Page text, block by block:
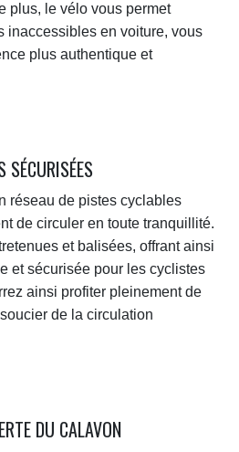
plus, le vélo vous permet
inaccessibles en voiture, vous
plus authentique et
SÉCURISÉES
réseau de pistes cyclables
de circuler en toute tranquillité.
et balisées, offrant ainsi
et sécurisée pour les cyclistes
ainsi profiter pleinement de
de la circulation
DU CALAVON